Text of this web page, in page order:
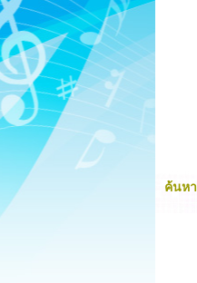
ค้นหา